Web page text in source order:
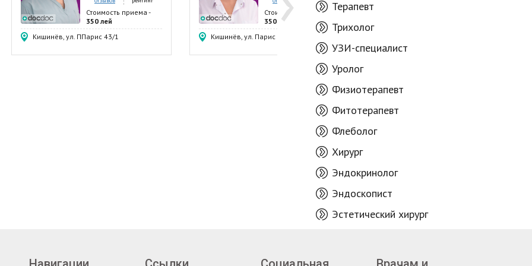
Стоматолог-хирург
Стоимость приема -
350 лей
Кишинёв, ул. ППарис 43/1
Стоимость приема -
350 лей
Кишинёв, ул. Парис 43/1
Терапевт
Трихолог
УЗИ-специалист
Уролог
Физиотерапевт
Фитотерапевт
Флеболог
Хирург
Эндокринолог
Эндоскопист
Эстетический хирург